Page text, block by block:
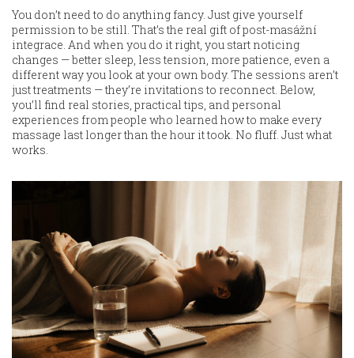
You don’t need to do anything fancy. Just give yourself
permission to be still. That’s the real gift of post-masážní
integrace. And when you do it right, you start noticing
changes — better sleep, less tension, more patience, even a
different way you look at your own body. The sessions aren’t
just treatments — they’re invitations to reconnect. Below,
you’ll find real stories, practical tips, and personal
experiences from people who learned how to make every
massage last longer than the hour it took. No fluff. Just what
works.